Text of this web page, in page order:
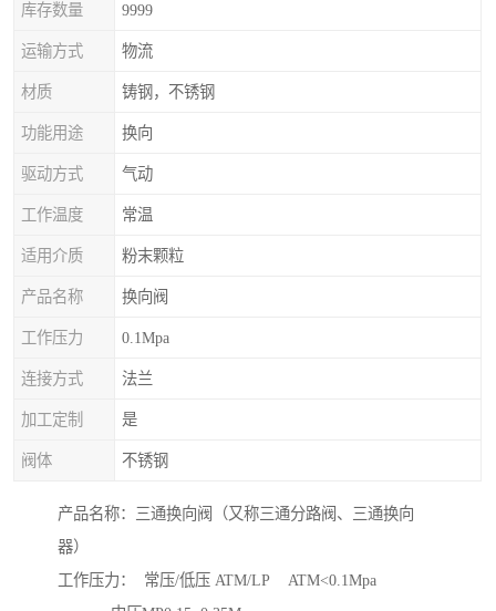
库存数量 9999
运输方式 物流
材质 铸钢，不锈钢
功能用途 换向
驱动方式 气动
工作温度 常温
适用介质 粉末颗粒
产品名称 换向阀
工作压力 0.1Mpa
连接方式 法兰
加工定制 是
阀体 不锈钢
产品名称：三通换向阀（又称三通分路阀、三通换向
器）
工作压力： 常压/低压 ATM/LP ATM<0.1Mpa